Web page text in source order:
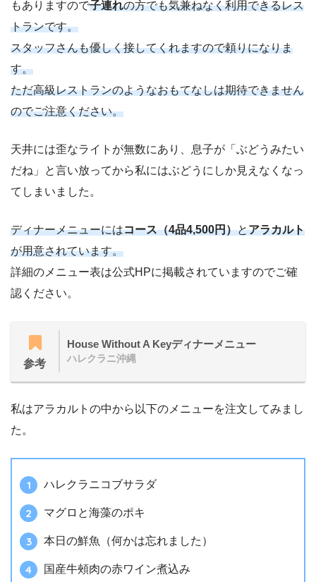
もありますので子連れの方でも気兼ねなく利用できるレス
トランです。
スタッフさんも優しく接してくれますので頼りになりま
す。
ただ高級レストランのようなおもてなしは期待できません
のでご注意ください。
天井には歪なライトが無数にあり、息子が「ぶどうみたい
だね」と言い放ってから私にはぶどうにしか見えなくなっ
てしまいました。
ディナーメニューにはコース（4品4,500円）とアラカルト
が用意されています。
詳細のメニュー表は公式HPに掲載されていますのでご確
認ください。
参考
House Without A Keyディナーメニュー
ハレクラニ沖縄
私はアラカルトの中から以下のメニューを注文してみまし
た。
ハレクラニコブサラダ
マグロと海藻のポキ
本日の鮮魚（何かは忘れました）
国産牛頰肉の赤ワイン煮込み